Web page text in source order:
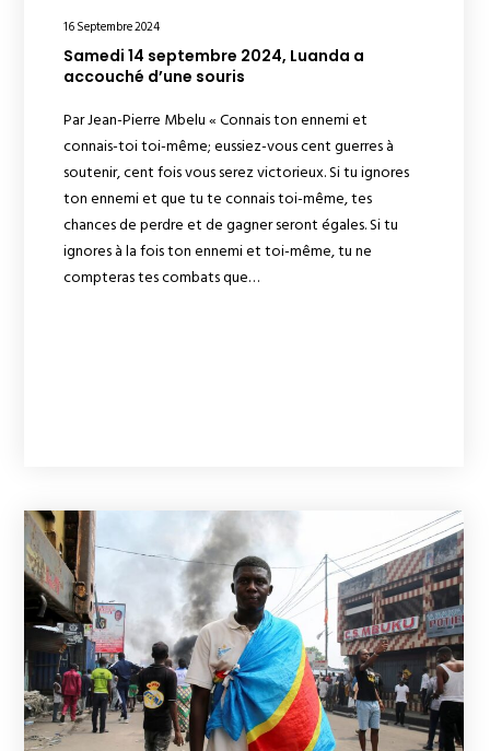
16 Septembre 2024
Samedi 14 septembre 2024, Luanda a
accouché d’une souris
Par Jean-Pierre Mbelu « Connais ton ennemi et
connais-toi toi-même; eussiez-vous cent guerres à
soutenir, cent fois vous serez victorieux. Si tu ignores
ton ennemi et que tu te connais toi-même, tes
chances de perdre et de gagner seront égales. Si tu
ignores à la fois ton ennemi et toi-même, tu ne
compteras tes combats que…